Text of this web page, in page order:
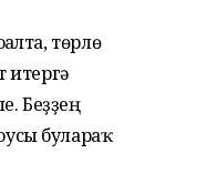
төрлө
итергә
Беҙҙең
булараҡ